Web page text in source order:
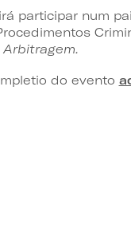
participar num
Arbitragem.
do evento